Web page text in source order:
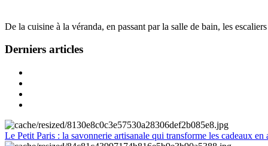
De la cuisine à la véranda, en passant par la salle de bain, les
Derniers articles
Le Petit Paris : la savonnerie artisanale qui transforme les cadeaux en